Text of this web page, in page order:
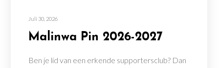
Juli 30, 2026
Malinwa Pin 2026-2027
Ben je lid van een erkende supportersclub? Dan